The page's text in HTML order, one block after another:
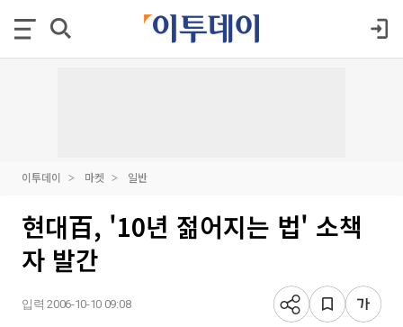
이투데이 마켓 일반
현대百, '10년 젊어지는 법' 소책
자 발간
입력 2006-10-10 09:08